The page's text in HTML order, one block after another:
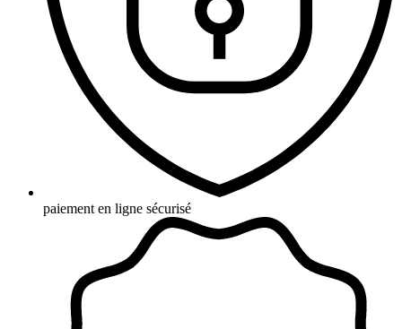
paiement en ligne sécurisé